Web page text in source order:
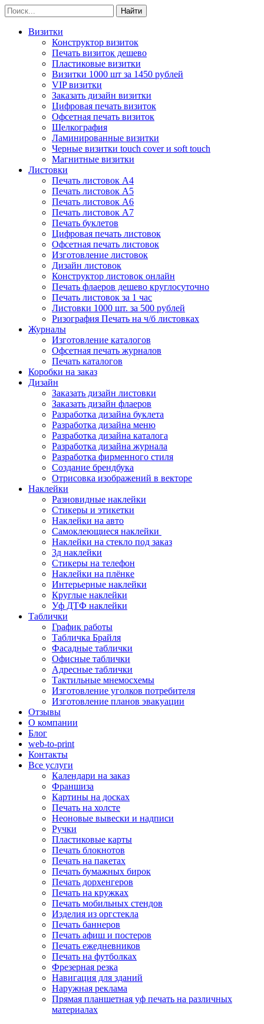
Визитки
Конструктор визиток
Печать визиток дешево
Пластиковые визитки
Визитки 1000 шт за 1450 рублей
VIP визитки
Заказать дизайн визитки
Цифровая печать визиток
Офсетная печать визиток
Шелкография
Ламинированные визитки
Черные визитки touch cover и soft touch
Магнитные визитки
Листовки
Печать листовок А4
Печать листовок А5
Печать листовок А6
Печать листовок А7
Печать буклетов
Цифровая печать листовок
Офсетная печать листовок
Изготовление листовок
Дизайн листовок
Конструктор листовок онлайн
Печать флаеров дешево круглосуточно
Печать листовок за 1 час
Листовки 1000 шт. за 500 рублей
Ризография Печать на ч/б листовках
Журналы
Изготовление каталогов
Офсетная печать журналов
Печать каталогов
Коробки на заказ
Дизайн
Заказать дизайн листовки
Заказать дизайн флаеров
Разработка дизайна буклета
Разработка дизайна меню
Разработка дизайна каталога
Разработка дизайна журнала
Разработка фирменного стиля
Создание брендбука
Отрисовка изображений в векторе
Наклейки
Разновидные наклейки
Стикеры и этикетки
Наклейки на авто
Самоклеющиеся наклейки
Наклейки на стекло под заказ
3д наклейки
Cтикеры на телефон
Наклейки на плёнке
Интерьерные наклейки
Круглые наклейки
Уф ДТФ наклейки
Таблички
График работы
Табличка Брайля
Фасадные таблички
Офисные таблички
Адресные таблички
Тактильные мнемосхемы
Изготовление уголков потребителя
Изготовление планов эвакуации
Отзывы
О компании
Блог
web-to-print
Контакты
Все услуги
Календари на заказ
Франшиза
Картины на досках
Печать на холсте
Неоновые вывески и надписи
Ручки
Пластиковые карты
Печать блокнотов
Печать на пакетах
Печать бумажных бирок
Печать дорхенгеров
Печать на кружках
Печать мобильных стендов
Изделия из оргстекла
Печать баннеров
Печать афиш и постеров
Печать ежедневников
Печать на футболках
Фрезерная резка
Навигация для зданий
Наружная реклама
Прямая планшетная уф печать на различных
материалах